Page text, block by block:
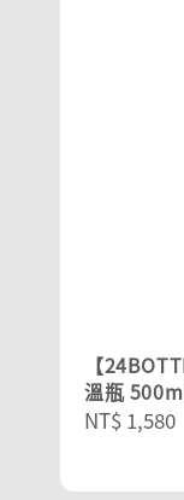
【
溫瓶
Regular
NT$ 1,580